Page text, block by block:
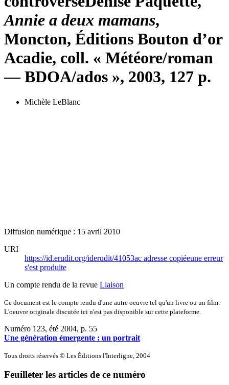
Annie a deux mamans,
Moncton, Éditions Bouton d’or
Acadie, coll. « Météore/roman
— BDOA/ados », 2003, 127 p.
Michèle LeBlanc
Diffusion numérique : 15 avril 2010
URI
https://id.erudit.org/iderudit/41053ac adresse copiéeune erreur
s'est produite
Un compte rendu de la revue Liaison
Ce document est le compte rendu d'une autre oeuvre tel qu'un livre ou un film.
L'oeuvre originale discutée ici n'est pas disponible sur cette plateforme.
Numéro 123, été 2004, p. 55
Une génération émergente : un portrait
Tous droits réservés © Les Éditions l'Interligne, 2004
Feuilleter les articles de ce numéro